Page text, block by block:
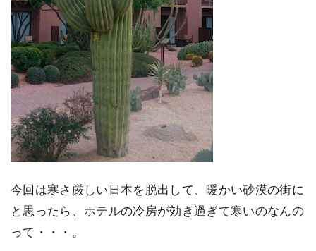
今回は寒さ厳しい日本を脱出して、暖かい砂漠の街に
と思ったら、ホテルの冷房が効き過ぎて寒いのなんの
って・・・。